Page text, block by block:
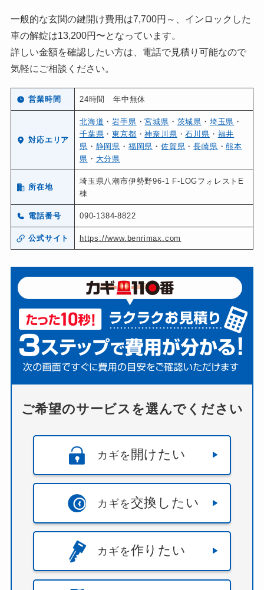
一般的な玄関の鍵開け費用は7,700円～、インロックした
車の解錠は13,200円〜となっています。
詳しい金額を確認したい方は、電話で見積り可能なので
気軽にご相談ください。
営業時間 24時間 年中無休
対応エリア
北海道 ・岩手県 ・宮城県 ・ 茨城県 ・ 埼玉県 ・
千葉県 ・東京都 ・神奈川県 ・石川県 ・ 福井
県 ・ 静岡県 ・ 福岡県 ・ 佐賀県 ・長崎県 ・熊本
県 ・ 大分県
所在地
埼玉県八潮市伊勢野96-1 F-LOGフォレストE
棟
電話番号 090-1384-8822
公式サイト https://www.benrimax.com
ご希望のサービスを選んでください
カギを 開けたい
カギを交換したい
カギを作りたい